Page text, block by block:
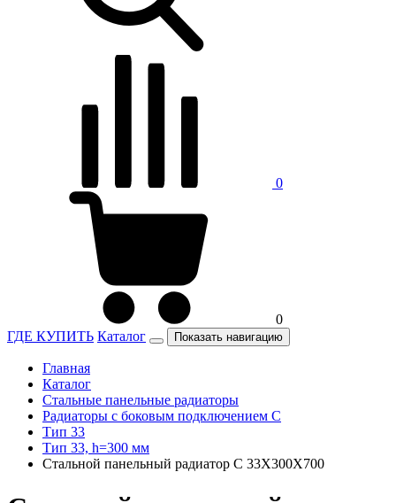
0
0
ГДЕ КУПИТЬ Каталог Показать навигацию
Главная
Каталог
Стальные панельные радиаторы
Радиаторы c боковым подключением C
Тип 33
Тип 33, h=300 мм
Стальной панельный радиатор C 33Х300Х700